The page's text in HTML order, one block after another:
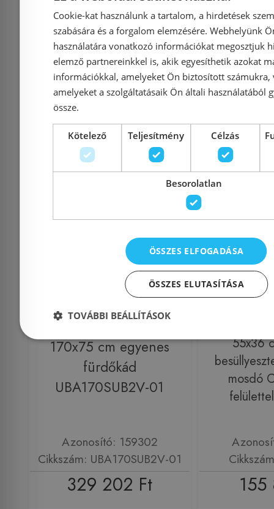
4670T001
Azonosító: 187966
Cikkszám: 4670T001
178 454 Ft
Kosárba
Villeroy & Boch Subway
170x75 cm egyenes
fürdőkád
UBA170SUB2V-01
Azonosító: 159302
Cikkszám: UBA170SUB2V-01
329 202 Ft
Rendelésre
Előleg
55x36
mosdó
155
Cookie-kat használunk a tartalom, a hirdetések
szabására és a forgalom elemzésére. Webhelyünk
használatára vonatkozó információkat megosztjuk
elemző partnereinkkel is, akik egyesíthetik azokat
információkkal, amelyeket Ön biztosított számukra,
amelyeket a szolgáltatásaik Ön általi használatából
össze.
Kötelező Teljesítmény Célzás
Besorolatlan
ÖSSZES ELFOGADÁSA
ÖSSZES ELUTASÍTÁSA
TOVÁBBI BEÁLLÍTÁSOK